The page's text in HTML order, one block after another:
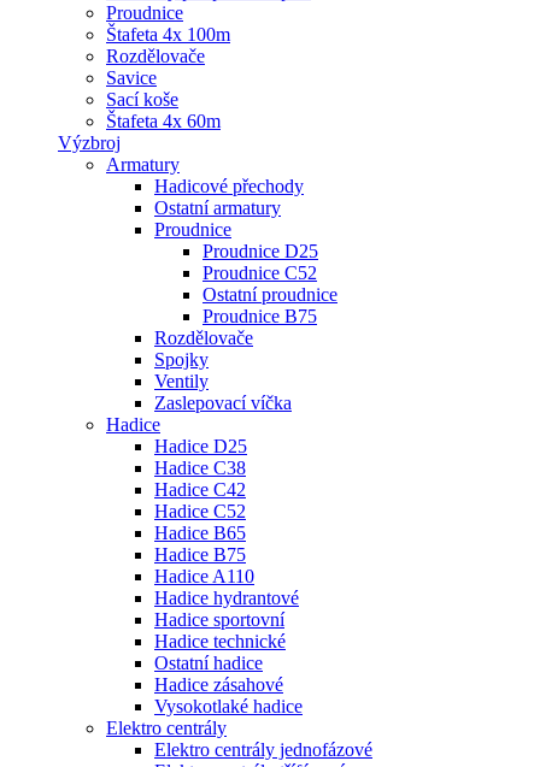
Proudnice
Štafeta 4x 100m
Rozdělovače
Savice
Sací koše
Štafeta 4x 60m
Výzbroj
Armatury
Hadicové přechody
Ostatní armatury
Proudnice
Proudnice D25
Proudnice C52
Ostatní proudnice
Proudnice B75
Rozdělovače
Spojky
Ventily
Zaslepovací víčka
Hadice
Hadice D25
Hadice C38
Hadice C42
Hadice C52
Hadice B65
Hadice B75
Hadice A110
Hadice hydrantové
Hadice sportovní
Hadice technické
Ostatní hadice
Hadice zásahové
Vysokotlaké hadice
Elektro centrály
Elektro centrály jednofázové